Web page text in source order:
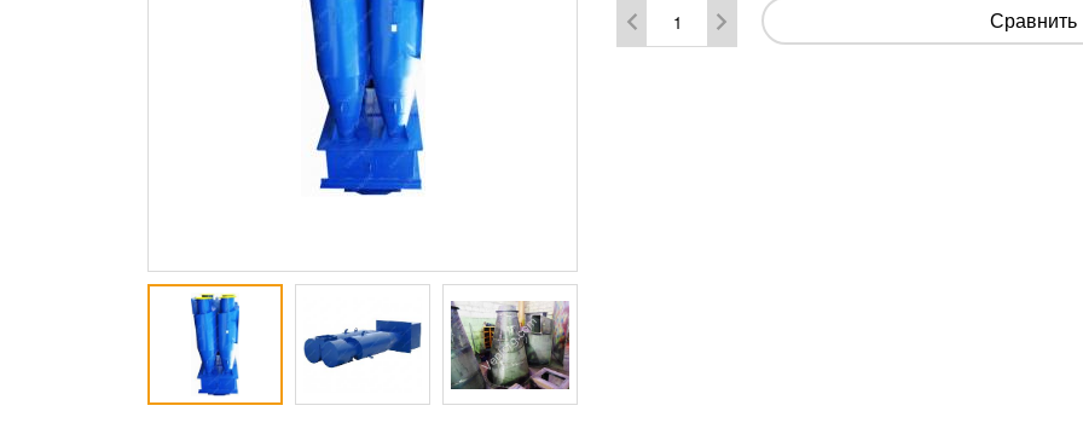
Сравнить